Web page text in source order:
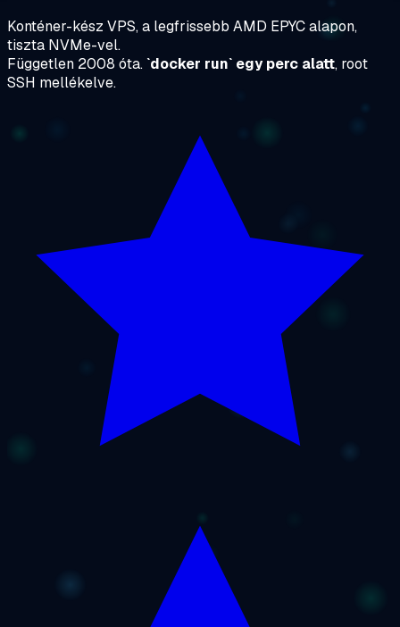
Konténer-kész VPS, a legfrissebb AMD EPYC alapon,
tiszta NVMe-vel.
Független 2008 óta.`docker run` egy perc alatt, root
SSH mellékelve.